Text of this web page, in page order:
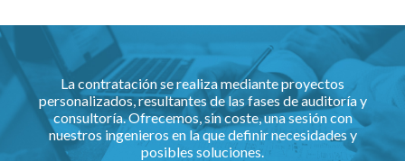
La contratación se realiza mediante proyectos
personalizados, resultantes de las fases de auditoría y
consultoría. Ofrecemos, sin coste, una sesión con
nuestros ingenieros en la que definir necesidades y
posibles soluciones.